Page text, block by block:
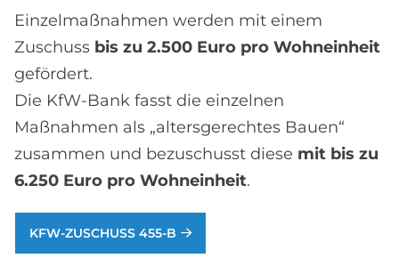
Einzelmaßnahmen werden mit einem
Zuschuss bis zu 2.500 Euro pro Wohneinheit
gefördert.
Die KfW-Bank fasst die einzelnen
Maßnahmen als „altersgerechtes Bauen“
zusammen und bezuschusst diese mit bis zu
6.250 Euro pro Wohneinheit.
KFW-ZUSCHUSS 455-B